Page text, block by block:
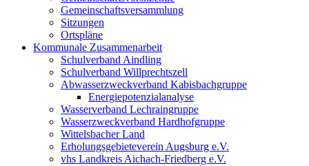
Gemeinschaftsversammlung
Sitzungen
Ortspläne
Kommunale Zusammenarbeit
Schulverband Aindling
Schulverband Willprechtszell
Abwasserzweckverband Kabisbachgruppe
Energiepotenzialanalyse
Wasserverband Lechraingruppe
Wasserzweckverband Hardhofgruppe
Wittelsbacher Land
Erholungsgebieteverein Augsburg e.V.
vhs Landkreis Aichach-Friedberg e.V.